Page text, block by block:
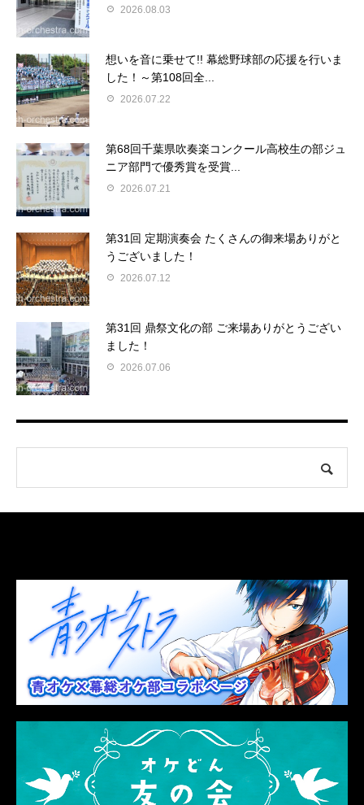
2026.08.03
想いを音に乗せて!! 幕総野球部の応援を行いま
した！～第108回全...
2026.07.22
第68回千葉県吹奏楽コンクール高校生の部ジュ
ニア部門で優秀賞を受賞...
2026.07.21
第31回 定期演奏会 たくさんの御来場ありがと
うございました！
2026.07.12
第31回 鼎祭文化の部 ご来場ありがとうござい
ました！
2026.07.06